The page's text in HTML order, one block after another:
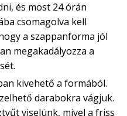
és most 24 órán
csomagolva kell
a szappanforma jól
megakadályozza a
kivehető a formából.
darabokra vágjuk.
viselünk, mivel a friss